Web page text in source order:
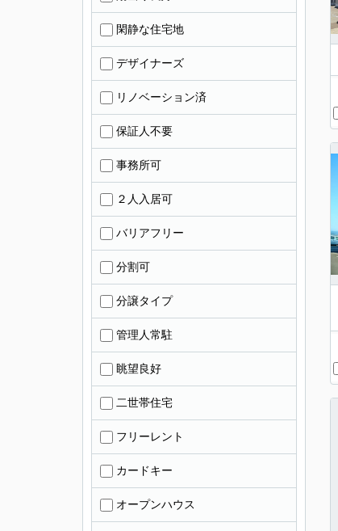
閑静な住宅地
デザイナーズ
リノベーション済
保証人不要
事務所可
２人入居可
バリアフリー
分割可
分譲タイプ
管理人常駐
眺望良好
二世帯住宅
フリーレント
カードキー
オープンハウス